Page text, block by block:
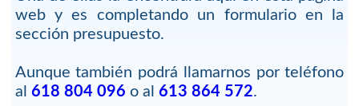
web y es completando un formulario en la
sección presupuesto.
Aunque también podrá llamarnos por teléfono
al 618 804 096 o al 613 864 572.